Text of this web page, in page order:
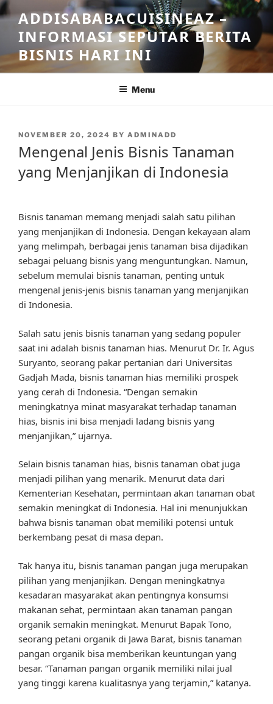
Skip
to
content
ADDISABABACUISINEAZ –
INFORMASI SEPUTAR BERITA
BISNIS HARI INI
Menu
POSTED
NOVEMBER 20, 2024 BY ADMINADD
Mengenal Jenis Bisnis Tanaman
yang Menjanjikan di Indonesia
Bisnis tanaman memang menjadi salah satu pilihan
yang menjanjikan di Indonesia. Dengan kekayaan alam
yang melimpah, berbagai jenis tanaman bisa dijadikan
sebagai peluang bisnis yang menguntungkan. Namun,
sebelum memulai bisnis tanaman, penting untuk
mengenal jenis-jenis bisnis tanaman yang menjanjikan
di Indonesia.
Salah satu jenis bisnis tanaman yang sedang populer
saat ini adalah bisnis tanaman hias. Menurut Dr. Ir. Agus
Suryanto, seorang pakar pertanian dari Universitas
Gadjah Mada, bisnis tanaman hias memiliki prospek
yang cerah di Indonesia. “Dengan semakin
meningkatnya minat masyarakat terhadap tanaman
hias, bisnis ini bisa menjadi ladang bisnis yang
menjanjikan,” ujarnya.
Selain bisnis tanaman hias, bisnis tanaman obat juga
menjadi pilihan yang menarik. Menurut data dari
Kementerian Kesehatan, permintaan akan tanaman obat
semakin meningkat di Indonesia. Hal ini menunjukkan
bahwa bisnis tanaman obat memiliki potensi untuk
berkembang pesat di masa depan.
Tak hanya itu, bisnis tanaman pangan juga merupakan
pilihan yang menjanjikan. Dengan meningkatnya
kesadaran masyarakat akan pentingnya konsumsi
makanan sehat, permintaan akan tanaman pangan
organik semakin meningkat. Menurut Bapak Tono,
seorang petani organik di Jawa Barat, bisnis tanaman
pangan organik bisa memberikan keuntungan yang
besar. “Tanaman pangan organik memiliki nilai jual
yang tinggi karena kualitasnya yang terjamin,” katanya.